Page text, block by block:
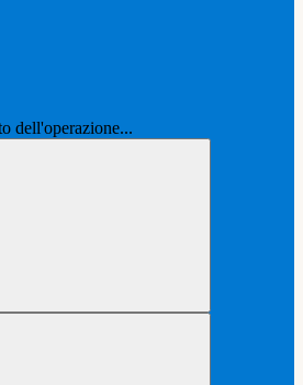
dell'operazione...